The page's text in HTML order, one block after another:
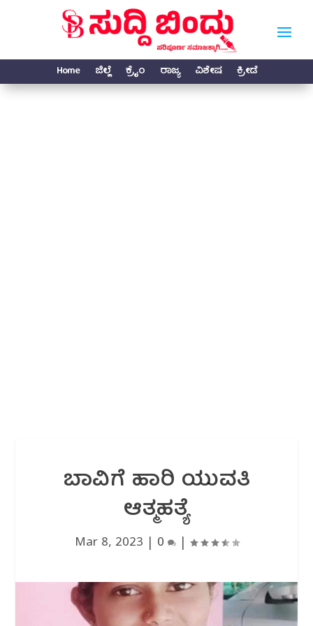
Home ಜಿಲ್ಲೆ ಕ್ರೈಂ ರಾಜ್ಯ ವಿಶೇಷ ಕ್ರೀಡೆ
ಬಾವಿಗೆ ಹಾರಿ ಯುವತಿ
ಆತ್ಮಹತ್ಯೆ
Mar 8, 2023 0 |